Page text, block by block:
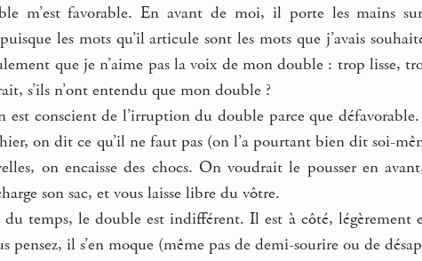
m’est favorable. En avant de moi, il porte les mains
les mots qu’il articule sont les mots que j’avais
que je n’aime pas la voix de mon double : trop lisse,
s’ils n’ont entendu que mon double ?
est conscient de l’irruption du double parce que
on dit ce qu’il ne faut pas (on l’a pourtant bien dit soi-
on encaisse des chocs. On voudrait le pousser en
son sac, et vous laisse libre du vôtre.
temps, le double est indifférent. Il est à côté, légèrement
pensez, il s’en moque (même pas de demi-sourire ou de